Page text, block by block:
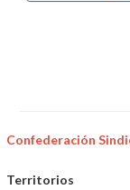
Confederación
Territorios